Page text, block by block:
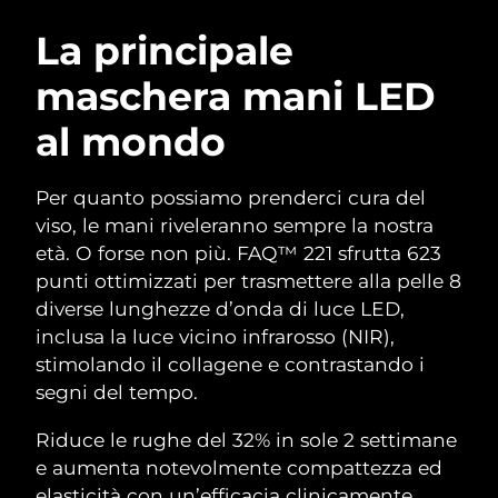
La principale
maschera mani LED
al mondo
Per quanto possiamo prenderci cura del
viso, le mani riveleranno sempre la nostra
età. O forse non più. FAQ™ 221 sfrutta 623
punti ottimizzati per trasmettere alla pelle 8
diverse lunghezze d’onda di luce LED,
inclusa la luce vicino infrarosso (NIR),
stimolando il collagene e contrastando i
segni del tempo.
Riduce le rughe del 32% in sole 2 settimane
e aumenta notevolmente compattezza ed
Detersione viso
Anti-aging massage
LUNA™ 4 Plus
Massage, LED heating
LUNA™ 4 Men
Microcurrent toning
BEAR™ 2 go
Microcurrent toning on-the-go
BEAR™ 2 eyes & lips
Idratazione
UFO™ 3 pacchetto
Deep facial hydration
UFO™ 3 LED
Near-infrared and red light therapy
device
Igiene orale
issa™ 4
Hybrid silicone sonic toothbrush
Smart hybrid silicone sonic toothbrush
TRATTAMENTI ANTI-AGE FAQ™
Anti-age Trattamenti LED
Austria
Bahrein Consegna stimata8/12/26
Belgio
Bermuda Consegna stimata8/17/26
Bosnia ed
Erzegovina
Consegna stimata 8/14/26
Brunei Consegna stimata
Bulgaria Consegna stimata8/11/26
Cile Consegna stimata8/15/26